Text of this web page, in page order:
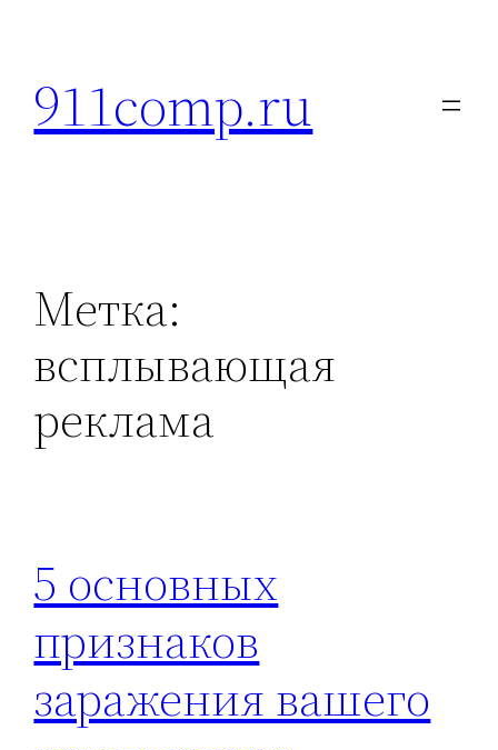
содержимому
911comp.ru
Метка:
всплывающая
реклама
5 основных
признаков
заражения вашего